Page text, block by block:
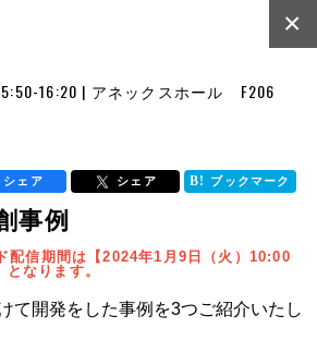
16:20 | アネックスホール F206
×
シェア シェア ブックマーク
事例
配信期間は【2024年1月9日（火）10:00
なります。
て開発をした事例を3つご紹介いたし